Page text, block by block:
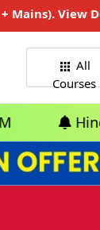
+ Mains). View
All
Courses
Medium: